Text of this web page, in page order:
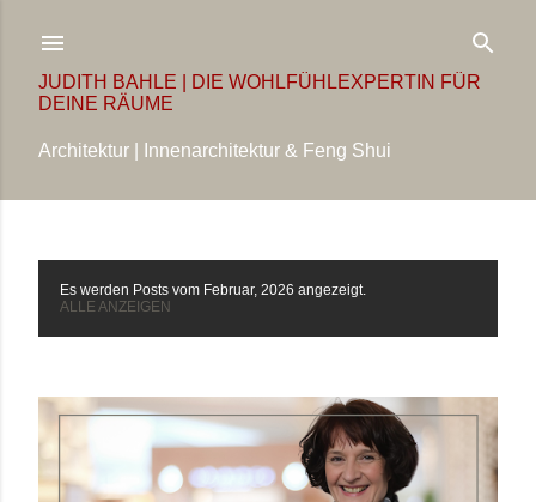
JUDITH BAHLE | DIE WOHLFÜHLEXPERTIN FÜR
DEINE RÄUME
Architektur | Innenarchitektur & Feng Shui
P
o
s
t
s
Es werden Posts vom Februar, 2026 angezeigt.
ALLE ANZEIGEN